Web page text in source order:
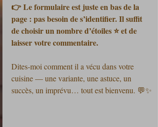
👉 Le formulaire est juste en bas de la
page : pas besoin de s’identifier. Il suffit
de choisir un nombre d’étoiles ⭐ et de
laisser votre commentaire.
Dites-moi comment il a vécu dans votre
cuisine — une variante, une astuce, un
succès, un imprévu… tout est bienvenu. 💬✨